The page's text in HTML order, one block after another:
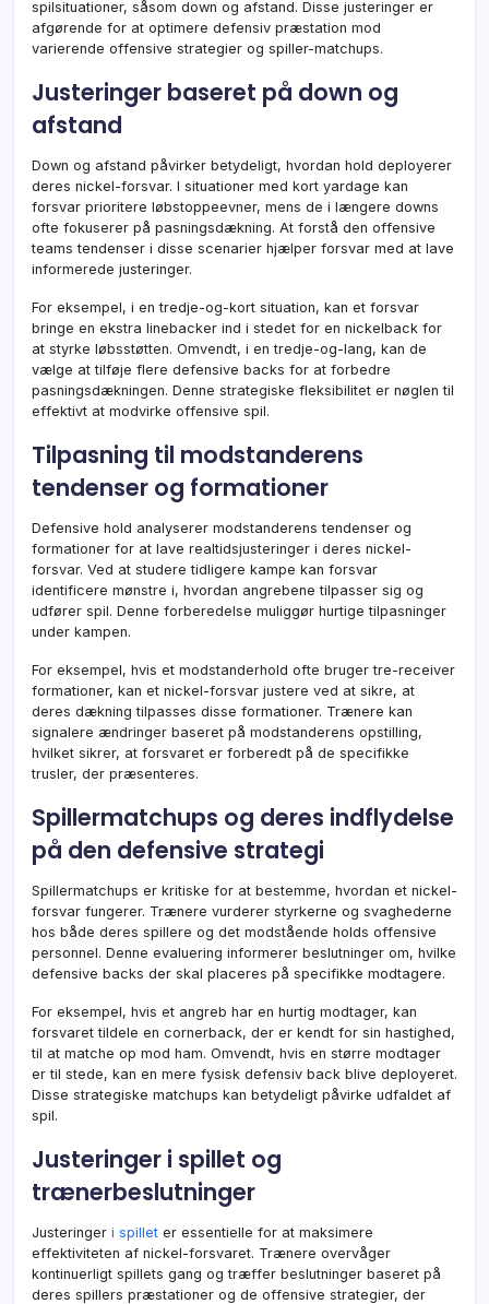
spilsituationer, såsom down og afstand. Disse justeringer er
afgørende for at optimere defensiv præstation mod
varierende offensive strategier og spiller-matchups.
Justeringer baseret på down og
afstand
Down og afstand påvirker betydeligt, hvordan hold deployerer
deres nickel-forsvar. I situationer med kort yardage kan
forsvar prioritere løbstoppeevner, mens de i længere downs
ofte fokuserer på pasningsdækning. At forstå den offensive
teams tendenser i disse scenarier hjælper forsvar med at lave
informerede justeringer.
For eksempel, i en tredje-og-kort situation, kan et forsvar
bringe en ekstra linebacker ind i stedet for en nickelback for
at styrke løbsstøtten. Omvendt, i en tredje-og-lang, kan de
vælge at tilføje flere defensive backs for at forbedre
pasningsdækningen. Denne strategiske fleksibilitet er nøglen til
effektivt at modvirke offensive spil.
Tilpasning til modstanderens
tendenser og formationer
Defensive hold analyserer modstanderens tendenser og
formationer for at lave realtidsjusteringer i deres nickel-
forsvar. Ved at studere tidligere kampe kan forsvar
identificere mønstre i, hvordan angrebene tilpasser sig og
udfører spil. Denne forberedelse muliggør hurtige tilpasninger
under kampen.
For eksempel, hvis et modstanderhold ofte bruger tre-receiver
formationer, kan et nickel-forsvar justere ved at sikre, at
deres dækning tilpasses disse formationer. Trænere kan
signalere ændringer baseret på modstanderens opstilling,
hvilket sikrer, at forsvaret er forberedt på de specifikke
trusler, der præsenteres.
Spillermatchups og deres indflydelse
på den defensive strategi
Spillermatchups er kritiske for at bestemme, hvordan et nickel-
forsvar fungerer. Trænere vurderer styrkerne og svaghederne
hos både deres spillere og det modstående holds offensive
personnel. Denne evaluering informerer beslutninger om, hvilke
defensive backs der skal placeres på specifikke modtagere.
For eksempel, hvis et angreb har en hurtig modtager, kan
forsvaret tildele en cornerback, der er kendt for sin hastighed,
til at matche op mod ham. Omvendt, hvis en større modtager
er til stede, kan en mere fysisk defensiv back blive deployeret.
Disse strategiske matchups kan betydeligt påvirke udfaldet af
spil.
Justeringer i spillet og
trænerbeslutninger
Justeringer i spillet er essentielle for at maksimere
effektiviteten af nickel-forsvaret. Trænere overvåger
kontinuerligt spillets gang og træffer beslutninger baseret på
deres spillers præstationer og de offensive strategier, der